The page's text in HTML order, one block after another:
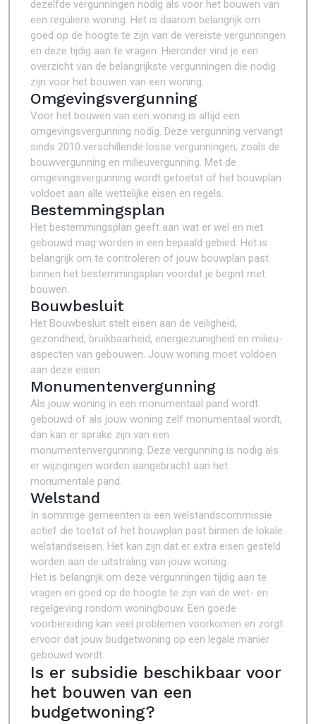
dezelfde vergunningen nodig als voor het bouwen van
een reguliere woning. Het is daarom belangrijk om
goed op de hoogte te zijn van de vereiste vergunningen
en deze tijdig aan te vragen. Hieronder vind je een
overzicht van de belangrijkste vergunningen die nodig
zijn voor het bouwen van een woning:
Omgevingsvergunning
Voor het bouwen van een woning is altijd een
omgevingsvergunning nodig. Deze vergunning vervangt
sinds 2010 verschillende losse vergunningen, zoals de
bouwvergunning en milieuvergunning. Met de
omgevingsvergunning wordt getoetst of het bouwplan
voldoet aan alle wettelijke eisen en regels.
Bestemmingsplan
Het bestemmingsplan geeft aan wat er wel en niet
gebouwd mag worden in een bepaald gebied. Het is
belangrijk om te controleren of jouw bouwplan past
binnen het bestemmingsplan voordat je begint met
bouwen.
Bouwbesluit
Het Bouwbesluit stelt eisen aan de veiligheid,
gezondheid, bruikbaarheid, energiezuinigheid en milieu-
aspecten van gebouwen. Jouw woning moet voldoen
aan deze eisen.
Monumentenvergunning
Als jouw woning in een monumentaal pand wordt
gebouwd of als jouw woning zelf monumentaal wordt,
dan kan er sprake zijn van een
monumentenvergunning. Deze vergunning is nodig als
er wijzigingen worden aangebracht aan het
monumentale pand.
Welstand
In sommige gemeenten is een welstandscommissie
actief die toetst of het bouwplan past binnen de lokale
welstandseisen. Het kan zijn dat er extra eisen gesteld
worden aan de uitstraling van jouw woning.
Het is belangrijk om deze vergunningen tijdig aan te
vragen en goed op de hoogte te zijn van de wet- en
regelgeving rondom woningbouw. Een goede
voorbereiding kan veel problemen voorkomen en zorgt
ervoor dat jouw budgetwoning op een legale manier
gebouwd wordt.
Is er subsidie beschikbaar voor
het bouwen van een
budgetwoning?